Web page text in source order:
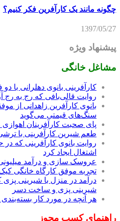
چگونه مانند یک کارآفرین فکر کنیم؟
1397/05/27
پیشنهاد ویژه
مشاغل خانگی
کارآفرینی بانوی دهلرانی با
روایت قالی‌بافی که رج به رج
بانوی کارآفرین زاهدانی از
سنگ‌های قیمتی می‌گوید
پای صحبت کارآفرینان
طعم شیرین کارآفرینی با
اشتغال ایجاد کرد
عروسک سازی و درآمد
تجربه موفق کارگاه خانگی
درآمد در منزل با شیرینی
شیرینی پزی و ساخت دسر
هر آنچه در مورد کار بسته‌بندی
راهنمای کسب مجوز